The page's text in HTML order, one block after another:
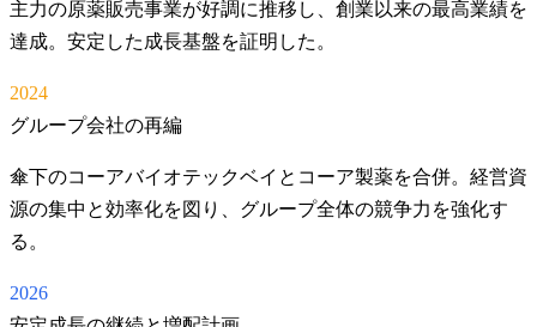
主力の原薬販売事業が好調に推移し、創業以来の最高業績を
達成。安定した成長基盤を証明した。
2024
グループ会社の再編
傘下のコーアバイオテックベイとコーア製薬を合併。経営資
源の集中と効率化を図り、グループ全体の競争力を強化す
る。
2026